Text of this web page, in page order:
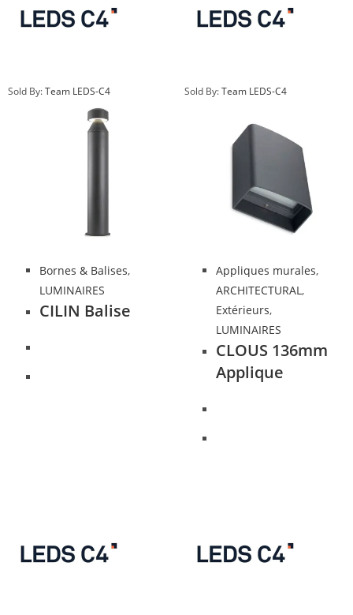
Sold By:Team LEDS-C4
Bornes & Balises,
LUMINAIRES
CILIN Balise
Sold By:Team LEDS-C4
Appliques murales,
ARCHITECTURAL ,
Extérieurs,
LUMINAIRES
CLOUS 136mm
Applique